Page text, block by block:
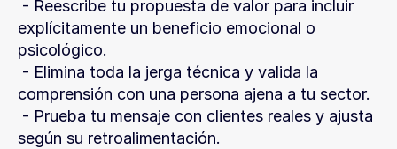
explícitamente un beneficio emocional o
psicológico.
comprensión con una persona ajena a tu sector.
según su retroalimentación.